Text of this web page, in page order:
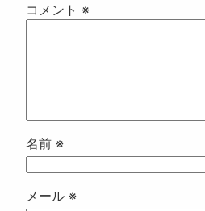
コメント ※
名前 ※
メール ※